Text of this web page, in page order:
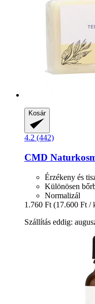
Kosár
4.2 (442)
CMD
Érzékeny és
Különösen
Normalizál
1.760 Ft (17.600 Ft /
Szállítás eddig: